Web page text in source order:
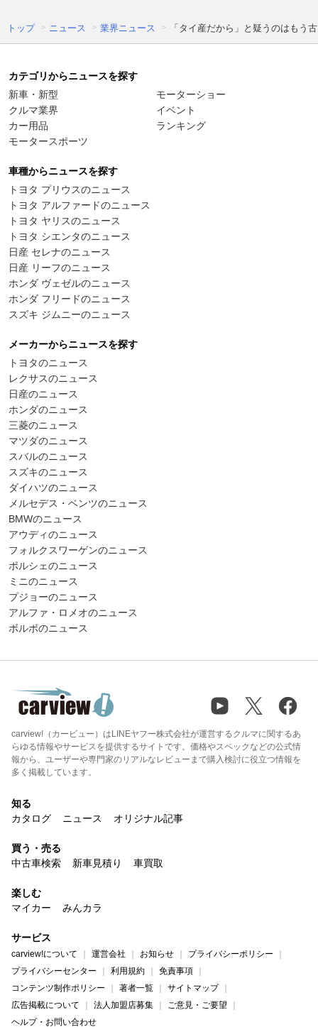
トップ ニュース 業界ニュース 「タイ産だから」と疑うのはもう
カテゴリからニュースを探す
新車・新型
クルマ業界
カー用品
モータースポーツ
モーターショー
イベント
ランキング
車種からニュースを探す
トヨタ プリウスのニュース
トヨタ アルファードのニュース
トヨタ ヤリスのニュース
トヨタ シエンタのニュース
日産 セレナのニュース
日産 リーフのニュース
ホンダ ヴェゼルのニュース
ホンダ フリードのニュース
スズキ ジムニーのニュース
メーカーからニュースを探す
トヨタのニュース
レクサスのニュース
日産のニュース
ホンダのニュース
三菱のニュース
マツダのニュース
スバルのニュース
スズキのニュース
ダイハツのニュース
メルセデス・ベンツのニュース
BMWのニュース
アウディのニュース
フォルクスワーゲンのニュース
ポルシェのニュース
ミニのニュース
プジョーのニュース
アルファ・ロメオのニュース
ボルボのニュース
carview!（カービュー）はLINEヤフー株式会社が運営するクルマに関するあ
らゆる情報やサービスを提供するサイトです。価格やスペックなどの公式情
報から、ユーザーや専門家のリアルなレビューまで購入検討に役立つ情報を
多く掲載しています。
知る
カタログ
ニュース オリジナル記事
買う・売る
中古車検索
新車見積り 車買取
楽しむ
マイカー
みんカラ
サービス
carview!について 運営会社 お知らせ
プライバシーポリシー
プライバシーセンター
利用規約
免責事項
コンテンツ制作ポリシー
著者一覧
サイトマップ
広告掲載について
法人加盟店募集
ご意見・ご要望
ヘルプ・お問い合わせ